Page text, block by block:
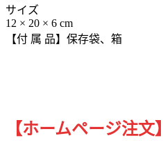
サイズ
12 × 20 × 6 cm
【付 属 品】保存袋、箱
【ホームページ注文】